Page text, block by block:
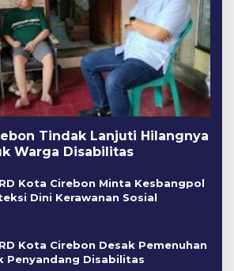
Tindak Lanjuti Hilangnya
Warga Disabilitas
Kota Cirebon Minta Kesbangpol
Dini Kerawanan Sosial
Kota Cirebon Desak Pemenuhan
Penyandang Disabilitas